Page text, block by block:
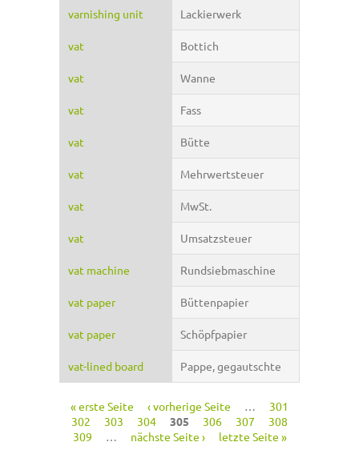
varnishing unit Lackierwerk
vat Bottich
vat Wanne
vat Fass
vat Bütte
vat Mehrwertsteuer
vat MwSt.
vat Umsatzsteuer
vat machine Rundsiebmaschine
vat paper Büttenpapier
vat paper Schöpfpapier
vat-lined board Pappe, gegautschte
Seiten
« erste Seite ‹ vorherige Seite …
301
302
303 304 305 306 307
308
309
… nächste Seite › letzte Seite »